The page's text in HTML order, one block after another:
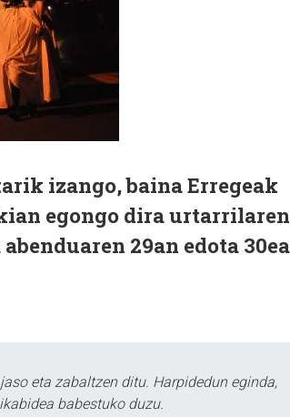
izango, baina Erregeak
egongo dira urtarrilaren
29an edota
eta zabaltzen ditu. Harpidedun eginda,
babestuko duzu.